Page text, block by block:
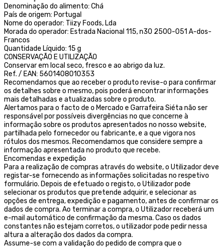
Denominação do alimento: Chá
País de origem: Portugal
Nome do operador: Tiizy Foods, Lda
Morada do operador: Estrada Nacional 115, n30 2500-051 A-dos-
Francos
Quantidade Líquido: 15 g
CONSERVAÇÃO E UTILIZAÇÃO
Conservar em local seco, fresco e ao abrigo da luz.
Ref. / EAN: 5601408010353
Recomendamos que ao receber o produto revise-o para confirmar
os detalhes sobre o mesmo, pois poderá encontrar informações
mais detalhadas e atualizadas sobre o produto.
Alertamos para o facto de o Mercado e Garrafeira Siéta não ser
responsável por possíveis divergências no que concerne à
informação sobre os produtos apresentados no nosso website,
partilhada pelo fornecedor ou fabricante, e a que vigora nos
rótulos dos mesmos. Recomendamos que considere sempre a
informação apresentada no produto que recebe.
Encomendas e expedição
Para a realização de compras através do website, o Utilizador deve
registar-se fornecendo as informações solicitadas no respetivo
formulário. Depois de efetuado o registo, o Utilizador pode
selecionar os produtos que pretende adquirir, e selecionar as
opções de entrega, expedição e pagamento, antes de confirmar os
dados de compra. Ao terminar a compra, o Utilizador receberá um
e-mail automático de confirmação da mesma. Caso os dados
constantes não estejam corretos, o utilizador pode pedir nessa
altura a alteração dos dados da compra.
Assume-se com a validação do pedido de compra que o